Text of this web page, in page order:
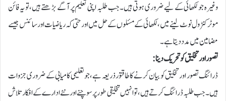
وغیرہ جو لکھائی کے لیے ضروری ہوتی ہیں۔ جب طلبہ اپنی تعلیم پر آ گے بڑھتے ہیں، تو یہ فائن
موٹر کنٹرول نوٹ لینے میں، لکھائی کے مسئلوں کے حل میں اور حتی کہ ریاضیات اور سائنس جیسے
مضامین میں مدد دیتا ہے۔
تصور اور تخلیق کو تحریک دینا :
ڈرائنگ تصور اور تخلیق کو بیان کرنے کا طاقتور ذریعہ ہے، جو تعلیمی کامیابی کے ضروری جزوات
ہیں۔ جب طلبہ ڈرائنگ کرتے ہیں، تو انہیں تخلیقی طور پر سوچنے اور نئے ادارے کے افکار تلاش